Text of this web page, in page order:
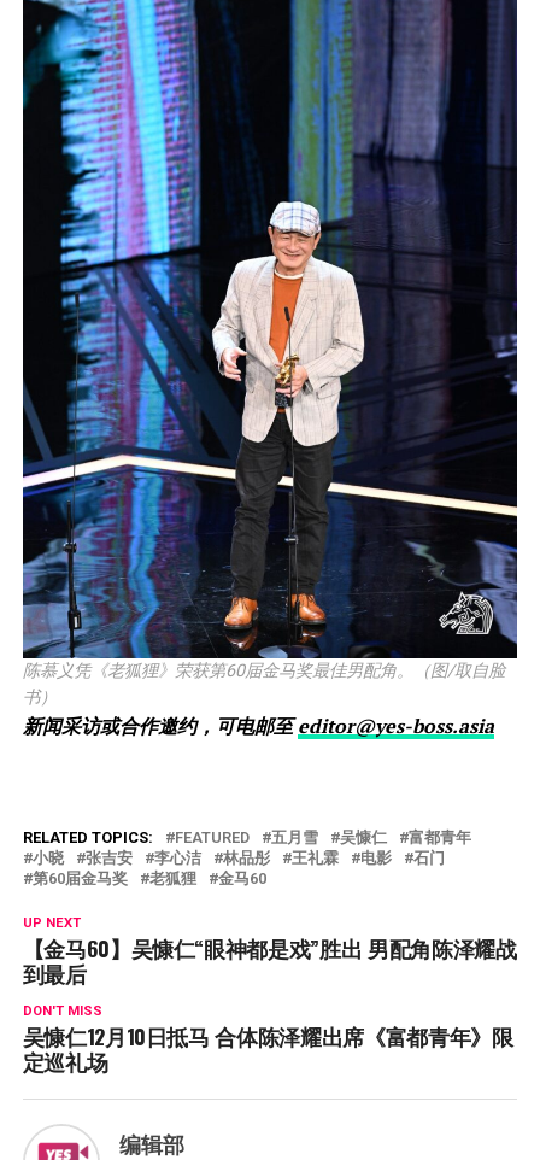
陈慕义凭《老狐狸》荣获第60届金马奖最佳男配角。（图/取自脸
书）
新闻采访或合作邀约，可电邮至editor@yes-boss.asia
RELATED TOPICS: FEATURED 五月雪 吴慷仁
富都青年
小晓
张吉安 李心洁 林品彤 王礼霖 电影
石门
第60届金马奖
老狐狸 金马60
UP NEXT
【金马60】吴慷仁“眼神都是戏”胜出 男配角陈泽耀战
到最后
DON'T MISS
吴慷仁12月10日抵马 合体陈泽耀出席《富都青年》限
定巡礼场
编辑部